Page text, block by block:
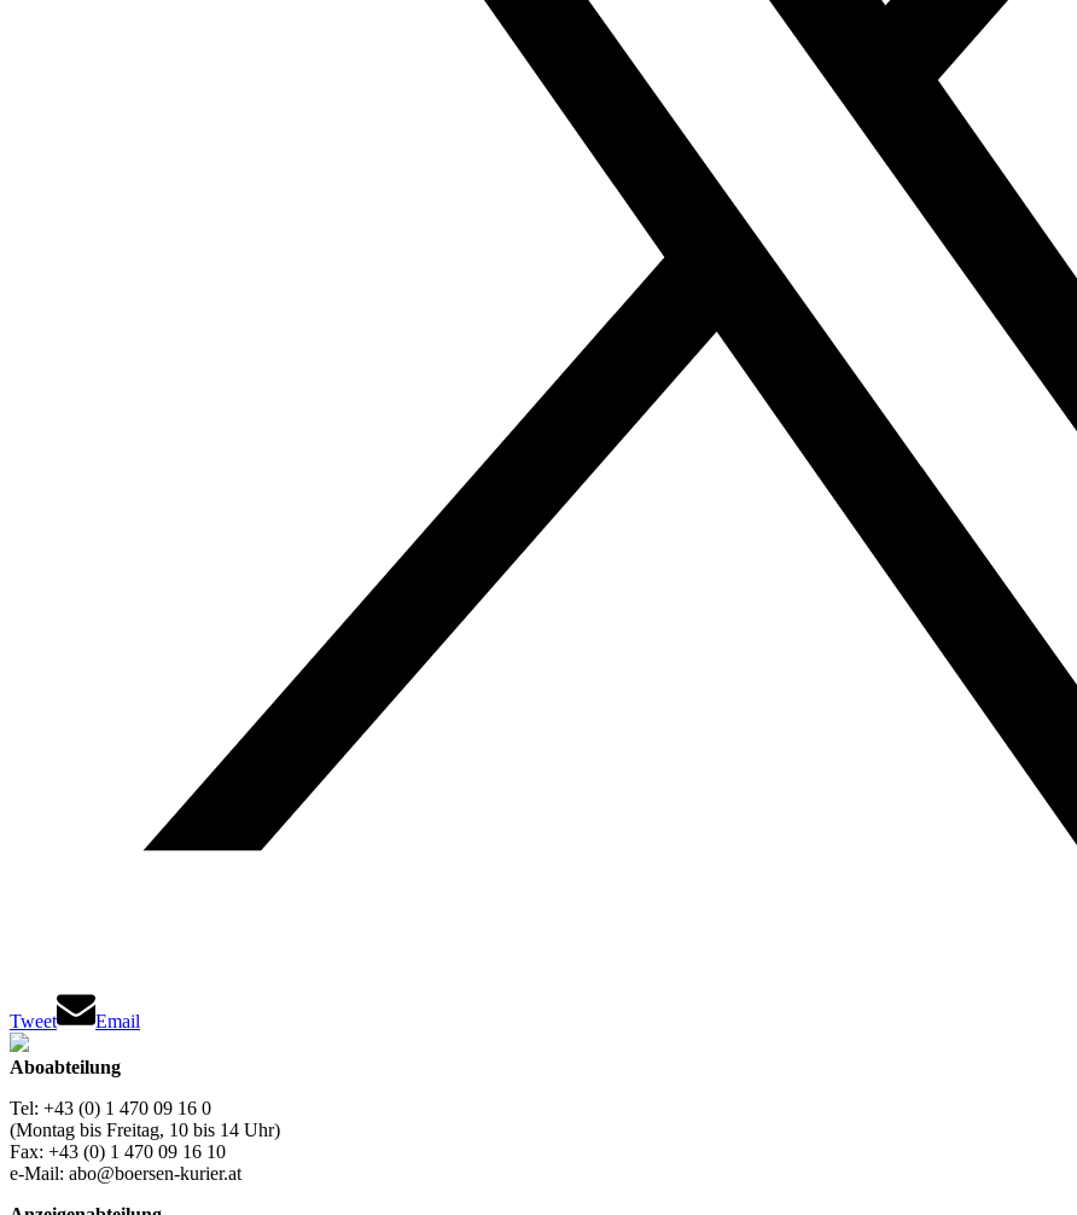
Tweet Email
Aboabteilung
Tel: +43 (0) 1 470 09 16 0
(Montag bis Freitag, 10 bis 14 Uhr)
Fax: +43 (0) 1 470 09 16 10
e-Mail: abo@boersen-kurier.at